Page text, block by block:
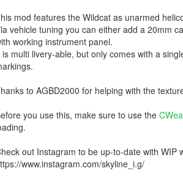
mod features the Wildcat as unarmed
vehicle tuning you can either add a 20mm
working instrument panel.
is multi livery-able, but only comes with a
to AGBD2000 for helping with the
you use this, make sure to use the
out Instagram to be up-to-date with
www.instagram.com/skyline_i.g/